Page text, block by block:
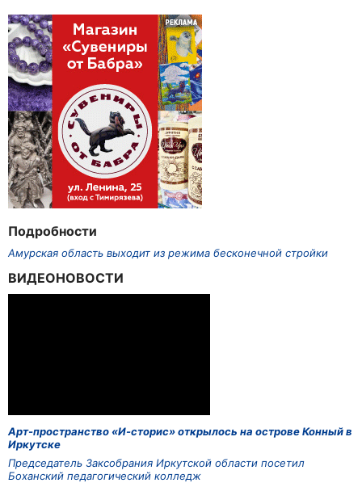
Подробности
Амурская область выходит из режима бесконечной стройки
ВИДЕОНОВОСТИ
Арт-пространство «И-сторис» открылось на острове Конный в
Иркутске
Председатель Заксобрания Иркутской области посетил
Боханский педагогический колледж